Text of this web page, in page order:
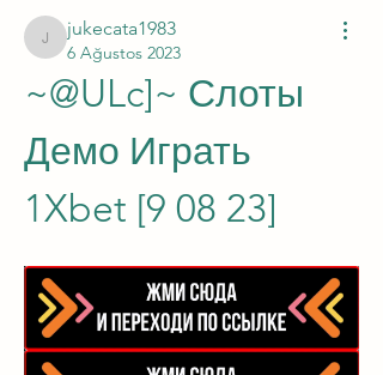
jukecata1983
jukecata1983
6 Ağustos 2023
~@ULc]~ Слоты
Демо Играть
1Xbet [9 08 23]